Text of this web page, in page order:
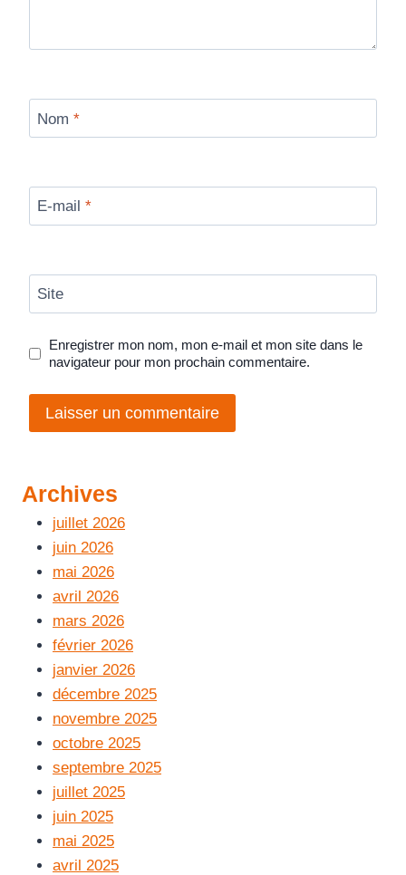
Nom *
E-mail *
Site
Enregistrer mon nom, mon e-mail et mon site dans le
navigateur pour mon prochain commentaire.
Archives
juillet 2026
juin 2026
mai 2026
avril 2026
mars 2026
février 2026
janvier 2026
décembre 2025
novembre 2025
octobre 2025
septembre 2025
juillet 2025
juin 2025
mai 2025
avril 2025